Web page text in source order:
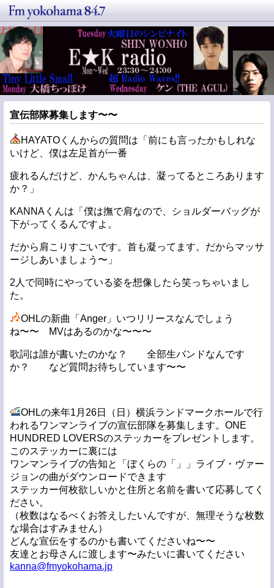
宣伝部隊募集します〜〜
HAYATOくんからの質問は「前にも言ったかもしれな
いけど、僕は左足首が一番
疲れるんだけど、かんちゃんは、凝ってるところあります
か？」
KANNAくんは「僕は撫で肩なので、ショルダーバッグが
下がってくるんですよ。
だから肩こりすごいです。首も凝ってます。だからマッサ
ージしあいましょう〜」
2人で同時にやっている姿を想像したら笑っちゃいまし
た。
OHLの新曲「Anger」いつリリースなんでしょう
ね〜〜 MVはあるのかな〜〜〜
歌詞は誰が書いたのかな？ 全部生バンドなんです
か？ など質問お待ちしています〜〜
OHLの来年1月26日（日）横浜ランドマークホールで行
われるワンマンライブの宣伝部隊を募集します。ONE
HUNDRED LOVERSのステッカーをプレゼントします。
このステッカーに裏には
ワンマンライブの告知と「ぼくらの「」」ライブ・ヴァー
ジョンの曲がダウンロードできます
ステッカー何枚欲しいかと住所と名前を書いて応募してく
ださい。
（枚数はなるべくお答えしたいんですが、無理そうな枚数
な場合はすみません）
どんな宣伝をするのかも書いてくださいね〜〜
友達とお母さんに渡します〜みたいに書いてください
kanna@fmyokohama.jp